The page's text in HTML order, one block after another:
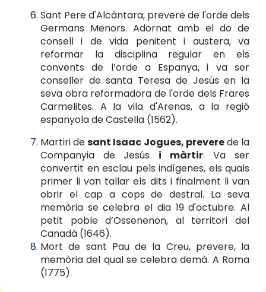
Sant Pere d'Alcàntara, prevere de l'orde dels
Germans Menors. Adornat amb el do de
consell i de vida penitent i austera, va
reformar la disciplina regular en els
convents de l’orde a Espanya, i va ser
conseller de santa Teresa de Jesús en la
seva obra reformadora de l'orde dels Frares
Carmelites. A la vila d'Arenas, a la regió
espanyola de Castella (1562).
Martiri desant Isaac Jogues, preverede la
Companyia de Jesús i màrtir. Va ser
convertit en esclau pels indígenes, els quals
primer li van tallar els dits i finalment li van
obrir el cap a cops de destral. La seva
memòria se celebra el dia 19 d'octubre. Al
petit poble d’Ossenenon, al territori del
Canadà (1646).
Mort de sant Pau de la Creu, prevere, la
memòria del qual se celebra demà. A Roma
(1775).